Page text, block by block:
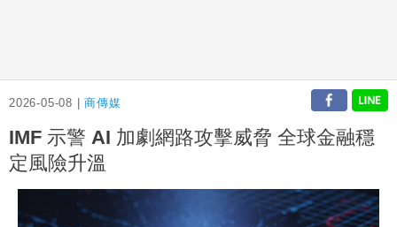
2026-05-08 |商傳媒
IMF 示警 AI 加劇網路攻擊威脅 全球金融穩
定風險升溫